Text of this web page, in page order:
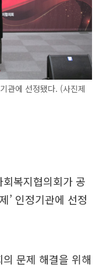
관에 선정됐다. (사진제
복지협의회가 공
’ 인정기관에 선정
문제 해결을 위해